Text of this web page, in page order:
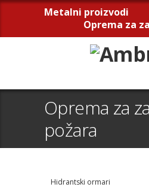
Metalni proizvodi
Oprema za
Oprema za
požara
Hidrantski ormari